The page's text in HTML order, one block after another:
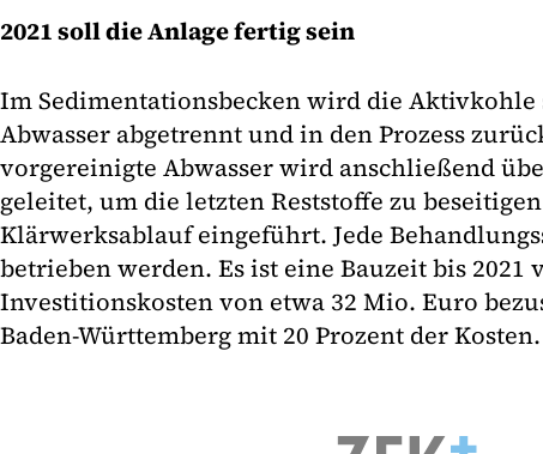
2021 soll die Anlage fertig sein
Im Sedimentationsbecken wird die
Abwasser abgetrennt und in den Prozess
vorgereinigte Abwasser wird anschließend
geleitet, um die letzten Reststoffe zu
Klärwerksablauf eingeführt. Jede
betrieben werden. Es ist eine Bauzeit bis 2021
Investitionskosten von etwa 32 Mio. Euro
Baden-Württemberg mit 20 Prozent der